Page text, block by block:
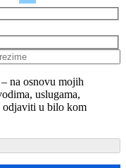
na osnovu mojih
uslugama,
odjaviti u bilo kom